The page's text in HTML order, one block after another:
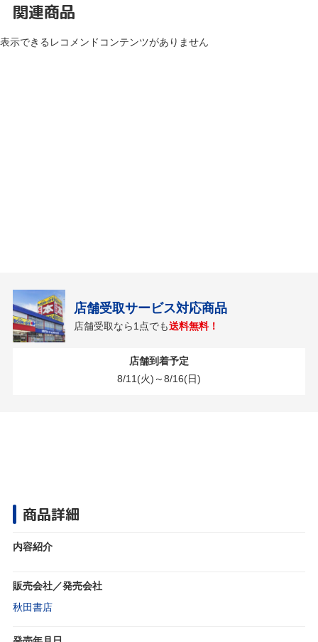
関連商品
表示できるレコメンドコンテンツがありません
店舗受取サービス対応商品
店舗受取なら1点でも送料無料！
店舗到着予定
8/11(火)～8/16(日)
商品詳細
内容紹介
販売会社／発売会社
秋田書店